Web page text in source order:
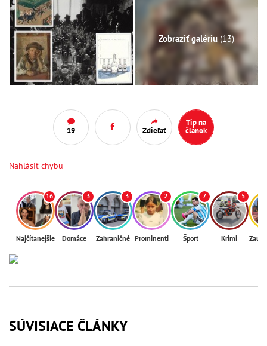
Zobraziť galériu (13)
19 Zdieľať
Tip na
článok
Nahlásiť chybu
16
Najčítanejšie
3
Domáce
3
Zahraničné
2
Prominenti
7
Šport
5
Krimi
SÚVISIACE ČLÁNKY